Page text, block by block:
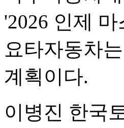
'2026 인제
요타자동차
계획이다.
이병진 한국